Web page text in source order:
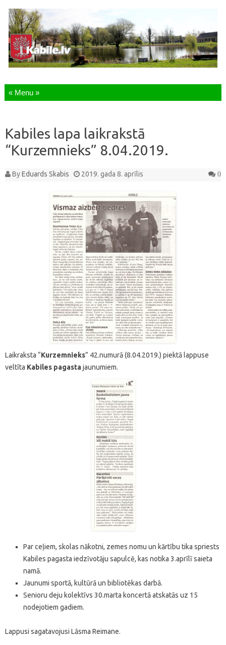
Skip to content
Kabiles lapa laikrakstā
“Kurzemnieks” 8.04.2019.
ByEduards Skabis 2019. gada 8. aprīlis 0
Laikraksta “Kurzemnieks” 42.numurā (8.04.2019.) piektā lappuse
veltīta Kabiles pagastajaunumiem.
Par ceļiem, skolas nākotni, zemes nomu un kārtību tika spriests
Kabiles pagasta iedzīvotāju sapulcē, kas notika 3.aprīlī saieta
namā.
Jaunumi sportā, kultūrā un bibliotēkas darbā.
Senioru deju kolektīvs 30.marta koncertā atskatās uz 15
nodejotiem gadiem.
Lappusi sagatavojusi Lāsma Reimane.